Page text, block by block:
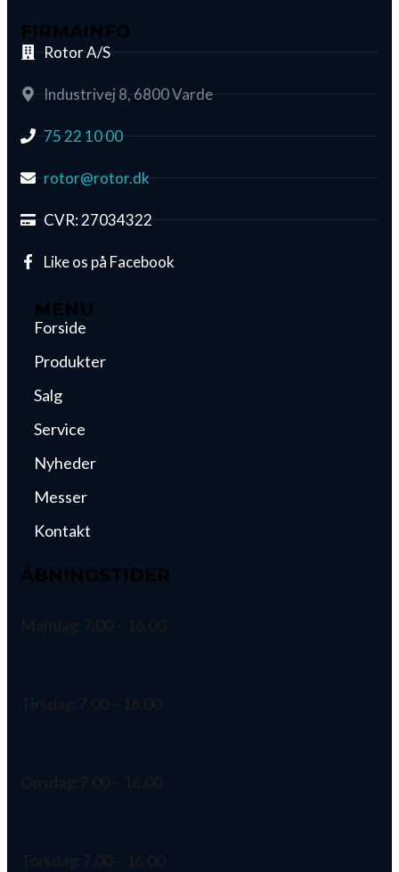
FIRMAINFO
Rotor A/S
Industrivej 8, 6800 Varde
75 22 10 00
rotor@rotor.dk
CVR: 27034322
Like os på Facebook
MENU
Forside
Produkter
Salg
Service
Nyheder
Messer
Kontakt
ÅBNINGSTIDER
Mandag:7.00 – 16.00
Tirsdag:7.00 – 16.00
Onsdag:7.00 – 16.00
Torsdag:7.00 – 16.00